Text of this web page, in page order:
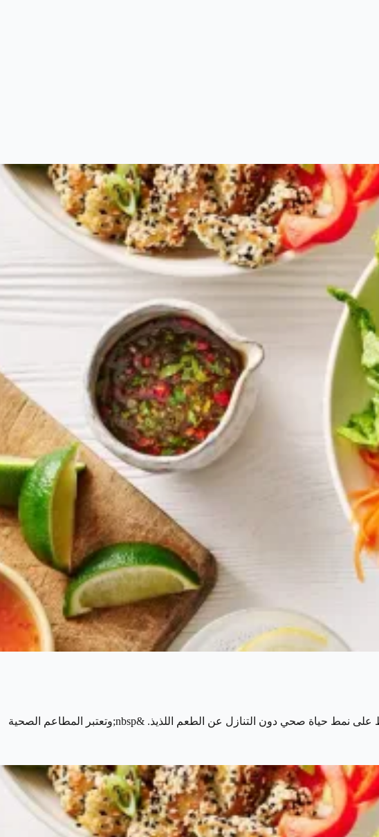
تزايد الاهتمام بالوجبات الصحية في المملكة العربية السعودية خلال السنوات الأخيرة، حيث يسعى الكثير من الأشخاص للحفاظ على نمط حياة صحي دون التنازل عن الطعم اللذيذ. &nbsp;وتعتبر المطاعم الصحية